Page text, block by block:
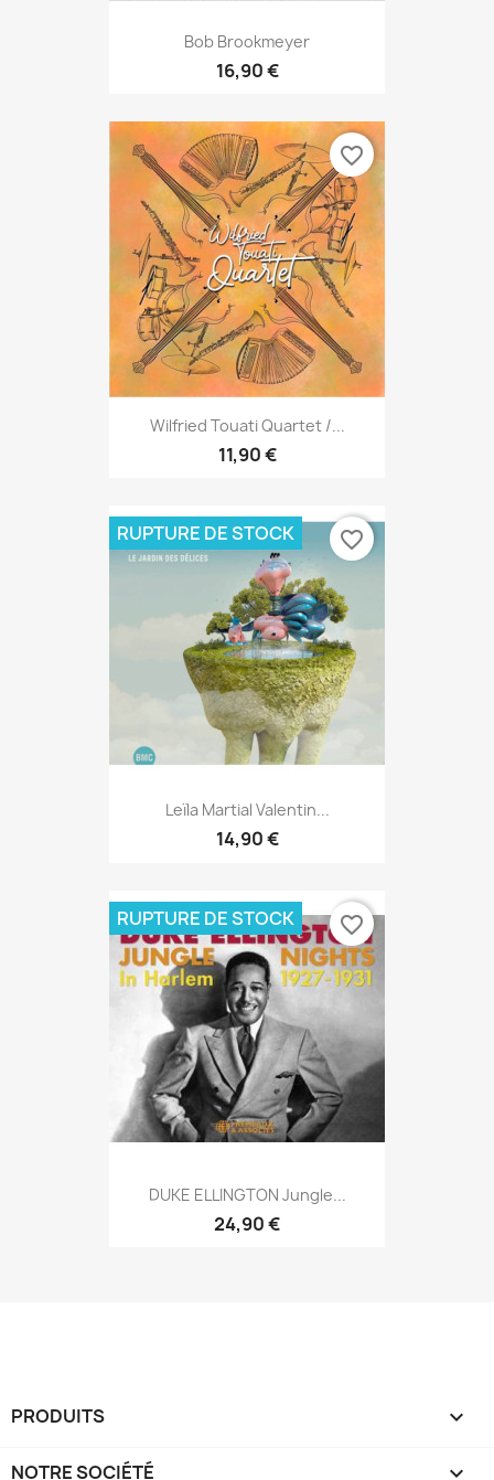
Bob Brookmeyer
16,90 €
Wilfried Touati Quartet /...
11,90 €
favorite_border
Leïla Martial Valentin...
14,90 €
RUPTURE DE STOCK favorite_border
DUKE ELLINGTON Jungle...
24,90 €
RUPTURE DE STOCK favorite_border
PRODUITS 
NOTRE SOCIÉTÉ 